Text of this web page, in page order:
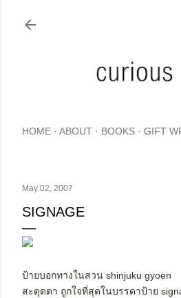
HOME ABOUT BOOKS GIFT
May 02, 2007
SIGNAGE
ป้ายบอกทางในสวน shinjuku gyoen
สะดุดตา ถูกใจที่สุดในบรรดาป้าย